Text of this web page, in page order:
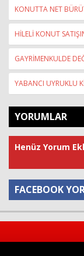
KONUTTA NET
HİLELİ KONUT
GAYRİMENKULDE
YABANCI UYRUKLU
YORUMLAR
Henüz Yorum
FACEBOOK